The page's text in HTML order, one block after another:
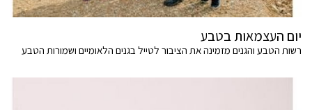
יום העצמאות בטבע
רשות הטבע והגנים מזמינה את הציבור לטייל בגנים הלאומיים ושמורות הטבע